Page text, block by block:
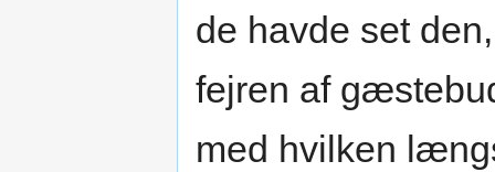
de havde set
fejren af
med hvilken